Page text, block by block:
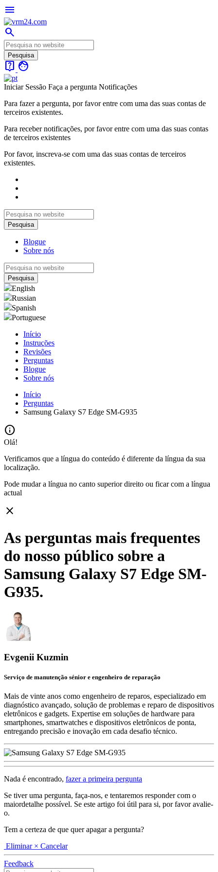
menu
search
live_help face
Iniciar Sessão Faça a pergunta Notificações
Para fazer a pergunta, por favor entre com uma das suas contas de
terceiros existentes.
Para receber notificações, por favor entre com uma das suas contas
de terceiros existentes
Por favor, inscreva-se com uma das suas contas de terceiros
existentes.
Blogue
Sobre nós
English
Russian
Spanish
Portuguese
Início
Instruções
Revisões
Perguntas
Blogue
Sobre nós
Início
Perguntas
Samsung Galaxy S7 Edge SM-G935
info
Olá!
Verificamos que a língua do conteúdo é diferente da língua da sua
localização.
Pode mudar a língua no canto superior direito ou ficar com a língua
actual
close
As perguntas mais frequentes
do nosso público sobre a
Samsung Galaxy S7 Edge SM-
G935.
Evgenii Kuzmin
Serviço de manutenção sénior e engenheiro de reparação
Mais de vinte anos como engenheiro de reparos, especializado em
diagnóstico avançado, solução de problemas e reparo de dispositivos
eletrônicos e gadgets. Expertise em soluções de hardware para
smartphones, smartwatches e dispositivos eletrônicos de ponta,
entregando precisão e inovação em cada desafio técnico.
Nada é encontrado, fazer a primeira pergunta
Se tiver uma pergunta, faça-nos, e tentaremos responder com o
maiordetalhe possível. Se este artigo foi útil para si, por favor avalie-
o.
Tem a certeza de que quer apagar a pergunta?
Eliminar × Cancelar
Feedback